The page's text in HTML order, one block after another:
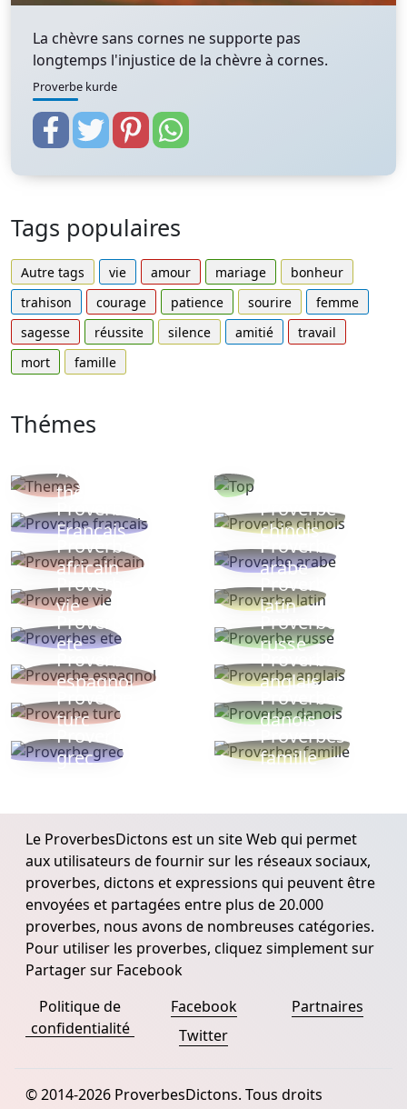
La chèvre sans cornes ne supporte pas
longtemps l'injustice de la chèvre à cornes.
Proverbe kurde
Tags populaires
Autre tags vie amour mariage
bonheur
trahison
courage patience sourire
femme
sagesse
réussite silence amitié
travail
mort
famille
Thémes
Autres
thèmes
Proverbe
Français
Proverbe
chinois
Proverbe
africain
Proverbe
arabe
Proverbe
vie
Proverbe
latin
Proverbes
ete
Proverbe
russe
Proverbe
espagnol
Proverbe
anglais
Proverbe
turc
Proverbe
danois
Proverbe
grec
Proverbes
famille
Le ProverbesDictons est un site Web qui permet
aux utilisateurs de fournir sur les réseaux sociaux,
proverbes, dictons et expressions qui peuvent être
envoyées et partagées entre plus de 20.000
proverbes, nous avons de nombreuses catégories.
Pour utiliser les proverbes, cliquez simplement sur
Partager sur Facebook
Politique de
confidentialité
Facebook
Twitter
Partnaires
© 2014-2026 ProverbesDictons. Tous droits